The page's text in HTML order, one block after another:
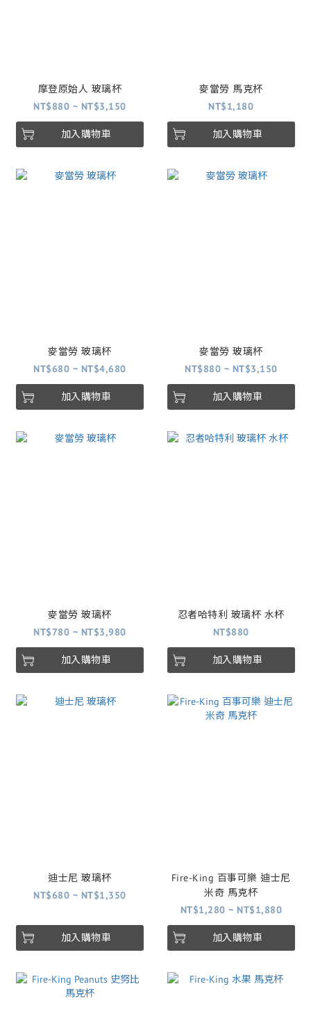
摩登原始人 玻璃杯
NT$880 ~ NT$3,150
加入購物車
麥當勞 馬克杯
NT$1,180
加入購物車
麥當勞 玻璃杯
NT$680 ~ NT$4,680
加入購物車
麥當勞 玻璃杯
NT$880 ~ NT$3,150
加入購物車
麥當勞 玻璃杯
NT$780 ~ NT$3,980
加入購物車
忍者哈特利 玻璃杯 水杯
NT$880
加入購物車
迪士尼 玻璃杯
NT$680 ~ NT$1,350
加入購物車
Fire-King 百事可樂 迪士尼
米奇 馬克杯
NT$1,280 ~ NT$1,880
加入購物車